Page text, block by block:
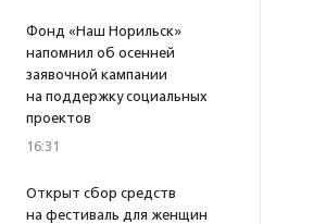
Фонд «Наш Норильск»
напомнил об осенней
заявочной кампании
на поддержку социальных
проектов
16:31
Открыт сбор средств
на фестиваль для женщин